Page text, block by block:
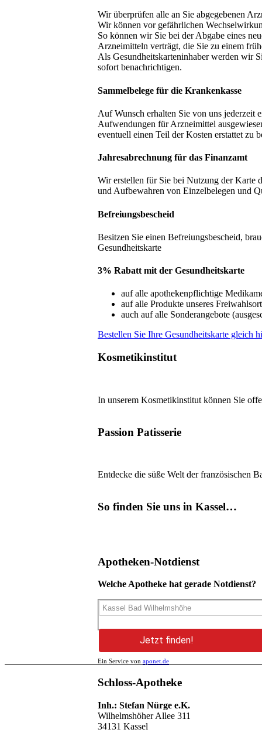
Wir überprüfen alle an Sie abgegebenen
Wir können vor gefährlichen
So können wir Sie bei der Abgabe eines
Arzneimitteln verträgt, die Sie zu einem
Als Gesundheitskarteninhaber werden wir
sofort benachrichtigen.
Sammelbelege für die Krankenkasse
Auf Wunsch erhalten Sie von uns jederzeit
Aufwendungen für Arzneimittel
eventuell einen Teil der Kosten erstattet zu
Jahresabrechnung für das Finanzamt
Wir erstellen für Sie bei Nutzung der Karte
und Aufbewahren von Einzelbelegen und
Befreiungsbescheid
Besitzen Sie einen Befreiungsbescheid,
Gesundheitskarte
3% Rabatt mit der Gesundheitskarte
auf alle apothekenpflichtige
auf alle Produkte unseres
auch auf alle Sonderangebote
Bestellen Sie Ihre Gesundheitskarte gleich
Kosmetikinstitut
In unserem Kosmetikinstitut können Sie
Passion Patisserie
Entdecke die süße Welt der französischen
So finden Sie uns in Kassel…
Apotheken-Notdienst
Welche Apotheke hat gerade Notdienst?
Jetzt finden!
Ein Service von aponet.de
Schloss-Apotheke
Inh.: Stefan Nürge e.K.
Wilhelmshöher Allee 311
34131 Kassel